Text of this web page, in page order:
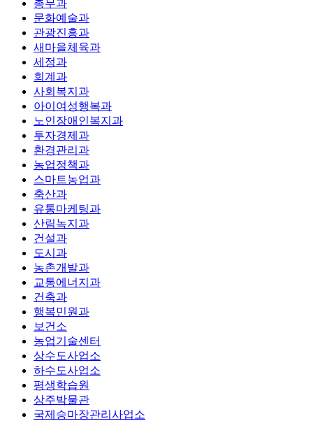
총무과
문화예술과
관광진흥과
새마을체육과
세정과
회계과
사회복지과
아이여성행복과
노인장애인복지과
투자경제과
환경관리과
농업정책과
스마트농업과
축산과
유통마케팅과
산림녹지과
건설과
도시과
농촌개발과
교통에너지과
건축과
행복민원과
보건소
농업기술센터
상수도사업소
하수도사업소
평생학습원
상주박물관
국제승마장관리사업소